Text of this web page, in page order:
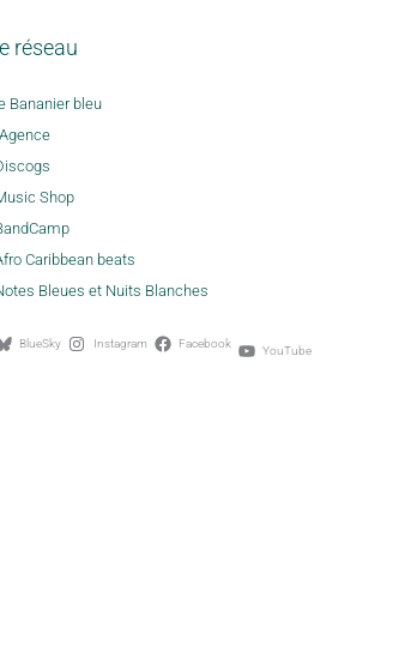
réseau
Bananier bleu
Shop
Caribbean beats
Bleues et Nuits Blanches
BlueSky Instagram Facebook YouTube